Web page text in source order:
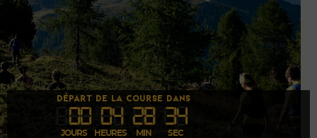
DÉPART DE LA COURSE DANS
00 04 28 33
JOURS HEURES MIN SEC